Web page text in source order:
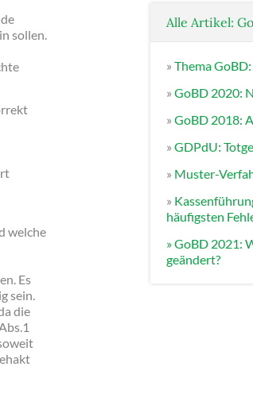
sollen.
welche
Es
sein.
die
Alle Artikel:
» Thema
» GoBD 2020:
» GoBD 2018:
» GDPdU:
» Muster-
»
häufigsten
» GoBD 2021:
geändert?